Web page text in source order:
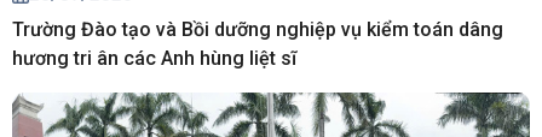
Trường Đào tạo và Bồi dưỡng nghiệp vụ kiểm toán dâng
hương tri ân các Anh hùng liệt sĩ